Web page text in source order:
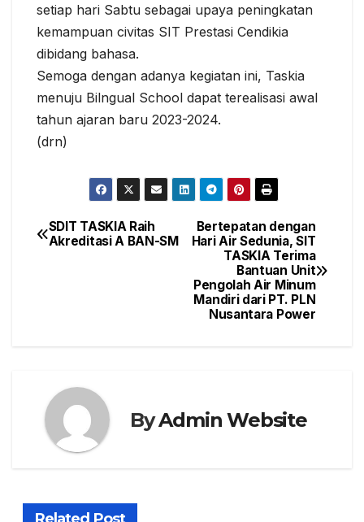
setiap hari Sabtu sebagai upaya peningkatan
kemampuan civitas SIT Prestasi Cendikia
dibidang bahasa.
Semoga dengan adanya kegiatan ini, Taskia
menuju Bilngual School dapat terealisasi awal
tahun ajaran baru 2023-2024.
(drn)
Post
Bertepatan dengan
Hari Air Sedunia, SIT
TASKIA Terima
Bantuan Unit
Pengolah Air Minum
Mandiri dari PT. PLN
Nusantara Power
SDIT TASKIA Raih
Akreditasi A BAN-SM
ByAdmin Website